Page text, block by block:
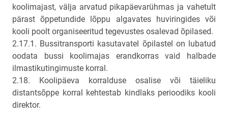
koolimajast, välja arvatud pikapäevarühmas ja vahetult
pärast õppetundide lõppu algavates huviringides või
kooli poolt organiseeritud tegevustes osalevad õpilased.
2.17.1. Bussitransporti kasutavatel õpilastel on lubatud
oodata bussi koolimajas erandkorras vaid halbade
ilmastikutingimuste korral.
2.18. Koolipäeva korralduse osalise või täieliku
distantsõppe korral kehtestab kindlaks perioodiks kooli
direktor.